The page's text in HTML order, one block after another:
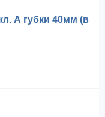
А губки 40мм (в